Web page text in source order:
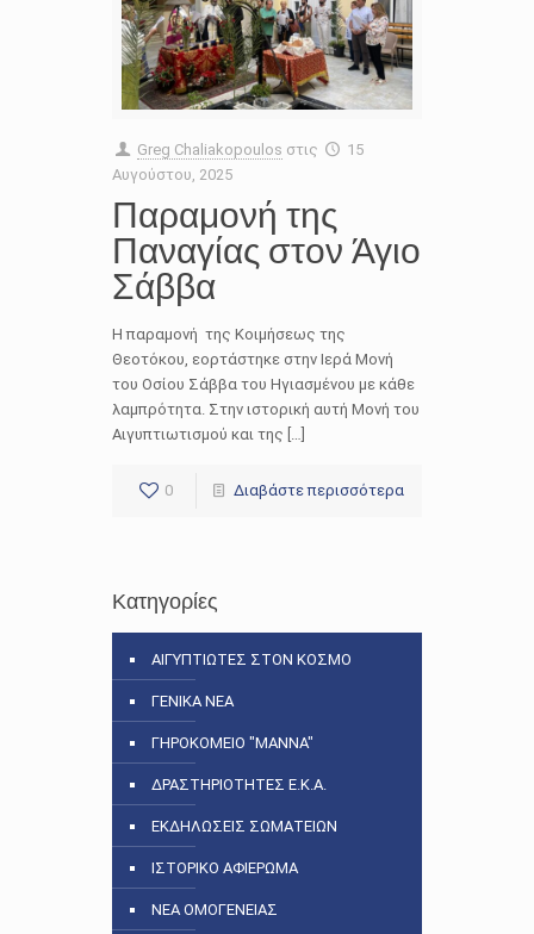
Greg Chaliakopoulos στις
15
Αυγούστου, 2025
Παραμονή της
Παναγίας στον Άγιο
Σάββα
Η παραμονή της Κοιμήσεως της
Θεοτόκου, εορτάστηκε στην Ιερά Μονή
του Οσίου Σάββα του Ηγιασμένου με κάθε
λαμπρότητα. Στην ιστορική αυτή Μονή του
Αιγυπτιωτισμού και της […]
0 Διαβάστε περισσότερα
Κατηγορίες
ΑΙΓΥΠΤΙΩΤΕΣ ΣΤΟΝ ΚΟΣΜΟ
ΓΕΝΙΚΑ ΝΕΑ
ΓΗΡΟΚΟΜΕΙΟ "ΜΑΝΝΑ"
ΔΡΑΣΤΗΡΙΟΤΗΤΕΣ Ε.Κ.Α.
ΕΚΔΗΛΩΣΕΙΣ ΣΩΜΑΤΕΙΩΝ
ΙΣΤΟΡΙΚΟ ΑΦΙΕΡΩΜΑ
ΝΕΑ ΟΜΟΓΕΝΕΙΑΣ